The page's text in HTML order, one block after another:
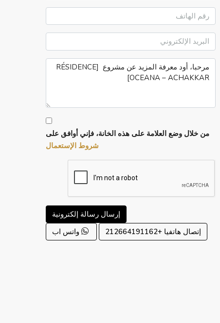
من خلال وضع العلامة على هذه الخانة، فإني أوافق على
شروط الإستعمال
إرسال رسالة إلكترونية
إتصال هاتفيا +212664191162 واتس اب